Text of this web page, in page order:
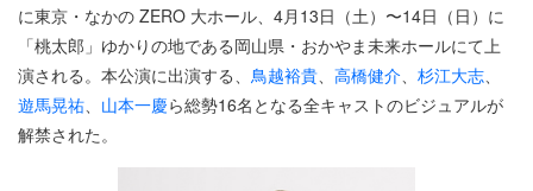
に東京・なかの ZERO ⼤ホール、4月13日（土）〜14日（日）に
「桃太郎」ゆかりの地である岡⼭県・おかやま未来ホールにて上
演される。本公演に出演する、 鳥越裕貴、 高橋健介、 杉江大志、
遊馬晃祐、 山本一慶ら総勢16名となる全キャストのビジュアルが
解禁された。